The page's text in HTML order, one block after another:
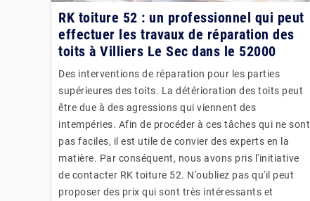
RK toiture 52 : un professionnel qui peut
effectuer les travaux de réparation des
toits à Villiers Le Sec dans le 52000
Des interventions de réparation pour les parties
supérieures des toits. La détérioration des toits peut
être due à des agressions qui viennent des
intempéries. Afin de procéder à ces tâches qui ne sont
pas faciles, il est utile de convier des experts en la
matière. Par conséquent, nous avons pris l'initiative
de contacter RK toiture 52. N'oubliez pas qu'il peut
proposer des prix qui sont très intéressants et